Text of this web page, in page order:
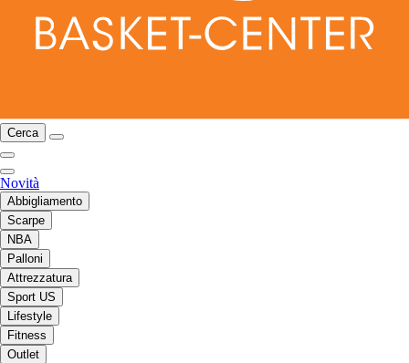
Cerca
Novità
Abbigliamento
Scarpe
NBA
Palloni
Attrezzatura
Sport US
Lifestyle
Fitness
Outlet